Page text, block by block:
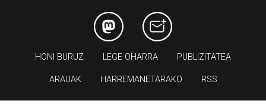
HONI BURUZ LEGE OHARRA PUBLIZITATEA
ARAUAK HARREMANETARAKO RSS